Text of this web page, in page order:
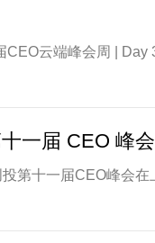
云端峰会周 | Day
一届 CEO 峰会
第十一届CEO峰会在